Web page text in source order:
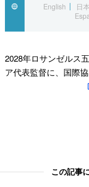
国際
文化
アーカイブ
Japan Data
動画/Live
スポーツ・東京2020
English
日
2028年ロサンゼルス
ア代表監督に、国際
この記事